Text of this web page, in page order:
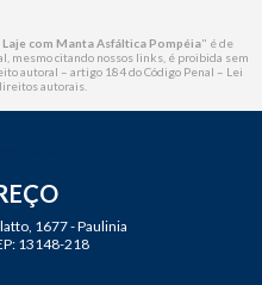
com Manta Asfáltica Pompéia" é de
mesmo citando nossos links, é proibida sem
autoral – artigo 184 do Código Penal – Lei
autorais
1677 - Paulinia
13148-218